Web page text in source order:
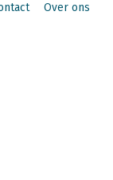
Over ons